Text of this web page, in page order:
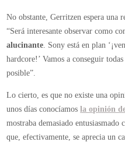
No obstante, Gerritzen espera una
“Será interesante observar como
alucinante. Sony está en plan
hardcore!’ Vamos a conseguir
posible”.
Lo cierto, es que no existe una
unos días conocíamosla opinión
mostraba demasiado
que, efectivamente, se aprecia un